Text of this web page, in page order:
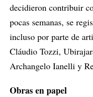
decidieron contribuir
pocas semanas, se
incluso por parte de
Cláudio Tozzi,
Archangelo Ianelli y
Obras en papel